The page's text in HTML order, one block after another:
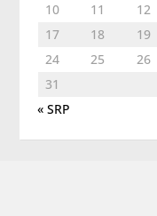
10
11 12
17
18 19
24
25 26
31
« SRP